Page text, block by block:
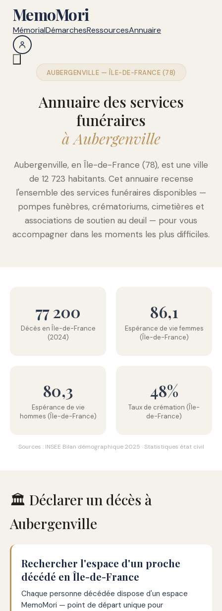
MemoMori
MémorialDémarchesRessourcesAnnuaire
AUBERGENVILLE — ÎLE-DE-FRANCE (78)
Annuaire des services
funéraires
à Aubergenville
Aubergenville, en Île-de-France (78), est une ville
de 12 723 habitants. Cet annuaire recense
l'ensemble des services funéraires disponibles —
pompes funèbres, crématoriums, cimetières et
associations de soutien au deuil — pour vous
accompagner dans les moments les plus difficiles.
77 200
Décès en Île-de-France
(2024)
86,1
Espérance de vie femmes
(Île-de-France)
80,3
Espérance de vie
hommes (Île-de-France)
48%
Taux de crémation (Île-
de-France)
Sources : INSEE Bilan démographique 2025 · Statistiques état civil
🏛️ Déclarer un décès à
Aubergenville
Rechercher l'espace d'un proche
décédé en Île-de-France
Chaque personne décédée dispose d'un espace
MemoMori — point de départ unique pour